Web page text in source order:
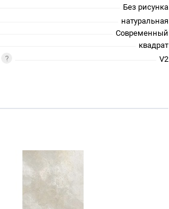
Без рисунка
натуральная
Современный
квадрат
V2